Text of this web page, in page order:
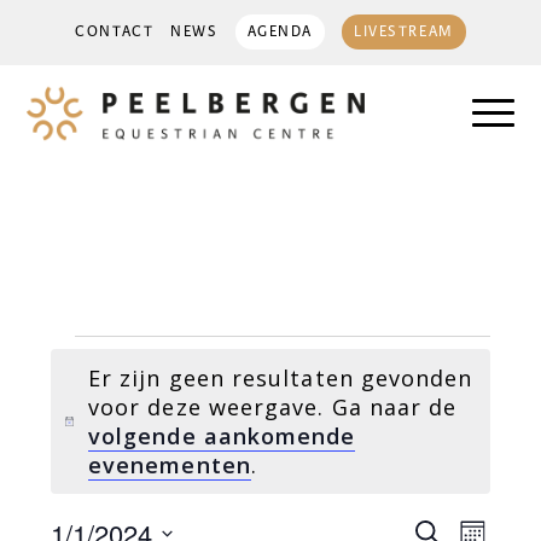
CONTACT NEWS AGENDA LIVESTREAM
Bericht
Er zijn geen resultaten gevonden
voor deze weergave. Ga naar de
volgende aankomende
evenementen.
Zoeken
1/1/2024